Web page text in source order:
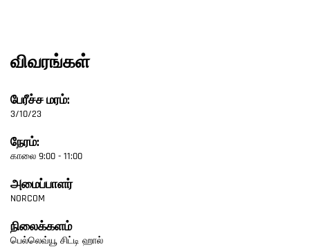
விவரங்கள்
பேரீச்ச மரம்:
3/10/23
நேரம்:
காலை 9:00 - 11:00
அமைப்பாளர்
NORCOM
நிலைக்களம்
பெல்லெவ்யூ சிட்டி ஹால்